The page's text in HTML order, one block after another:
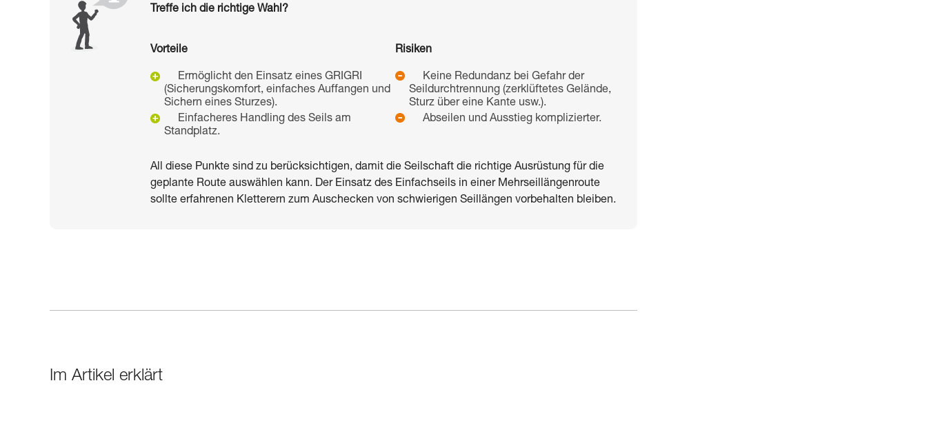
Treffe ich die richtige Wahl?
Vorteile
Ermöglicht den Einsatz eines GRIGRI
(Sicherungskomfort, einfaches Auffangen und
Sichern eines Sturzes).
Einfacheres Handling des Seils am
Standplatz.
Risiken
Keine Redundanz bei Gefahr der
Seildurchtrennung (zerklüftetes Gelände,
Sturz über eine Kante usw.).
Abseilen und Ausstieg komplizierter.
All diese Punkte sind zu berücksichtigen, damit die Seilschaft die richtige Ausrüstung für die
geplante Route auswählen kann. Der Einsatz des Einfachseils in einer Mehrseillängenroute
sollte erfahrenen Kletterern zum Auschecken von schwierigen Seillängen vorbehalten bleiben.
Im Artikel erklärt